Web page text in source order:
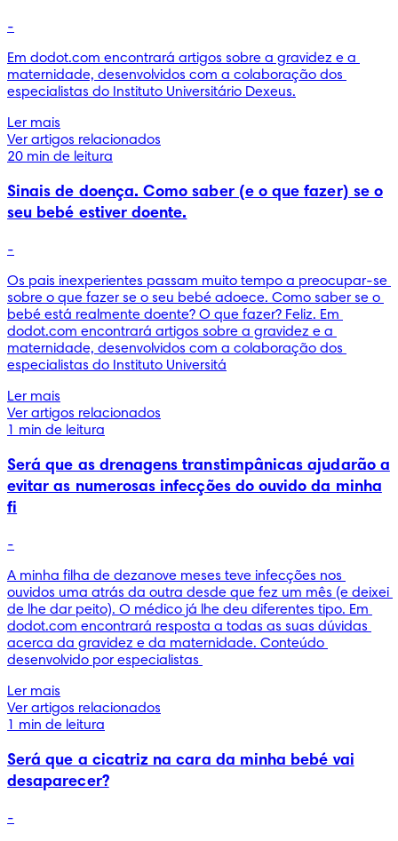
-
Em dodot.com encontrará artigos sobre a gravidez e a
maternidade, desenvolvidos com a colaboração dos
especialistas do Instituto Universitário Dexeus.
Ler mais
Ver artigos relacionados
20 min de leitura
Sinais de doença. Como saber (e o que fazer) se o
seu bebé estiver doente.
-
Os pais inexperientes passam muito tempo a preocupar-se
sobre o que fazer se o seu bebé adoece. Como saber se o
bebé está realmente doente? O que fazer? Feliz. Em
dodot.com encontrará artigos sobre a gravidez e a
maternidade, desenvolvidos com a colaboração dos
especialistas do Instituto Universitá
Ler mais
Ver artigos relacionados
1 min de leitura
Será que as drenagens transtimpânicas ajudarão a
evitar as numerosas infecções do ouvido da minha
fi
-
A minha filha de dezanove meses teve infecções nos
ouvidos uma atrás da outra desde que fez um mês (e deixei
de lhe dar peito). O médico já lhe deu diferentes tipo. Em
dodot.com encontrará resposta a todas as suas dúvidas
acerca da gravidez e da maternidade. Conteúdo
desenvolvido por especialistas
Ler mais
Ver artigos relacionados
1 min de leitura
Será que a cicatriz na cara da minha bebé vai
desaparecer?
-